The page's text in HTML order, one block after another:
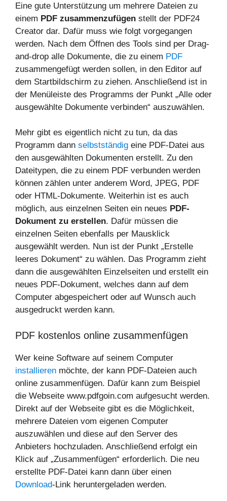
Eine gute Unterstützung um mehrere Dateien zu
einem PDF zusammenzufügen stellt der PDF24
Creator dar. Dafür muss wie folgt vorgegangen
werden. Nach dem Öffnen des Tools sind per Drag-
and-drop alle Dokumente, die zu einem PDF
zusammengefügt werden sollen, in den Editor auf
dem Startbildschirm zu ziehen. Anschließend ist in
der Menüleiste des Programms der Punkt „Alle oder
ausgewählte Dokumente verbinden“ auszuwählen.
Mehr gibt es eigentlich nicht zu tun, da das
Programm dann selbstständig eine PDF-Datei aus
den ausgewählten Dokumenten erstellt. Zu den
Dateitypen, die zu einem PDF verbunden werden
können zählen unter anderem Word, JPEG, PDF
oder HTML-Dokumente. Weiterhin ist es auch
möglich, aus einzelnen Seiten ein neues PDF-
Dokument zu erstellen. Dafür müssen die
einzelnen Seiten ebenfalls per Mausklick
ausgewählt werden. Nun ist der Punkt „Erstelle
leeres Dokument“ zu wählen. Das Programm zieht
dann die ausgewählten Einzelseiten und erstellt ein
neues PDF-Dokument, welches dann auf dem
Computer abgespeichert oder auf Wunsch auch
ausgedruckt werden kann.
PDF kostenlos online zusammenfügen
Wer keine Software auf seinem Computer
installieren möchte, der kann PDF-Dateien auch
online zusammenfügen. Dafür kann zum Beispiel
die Webseite www.pdfgoin.com aufgesucht werden.
Direkt auf der Webseite gibt es die Möglichkeit,
mehrere Dateien vom eigenen Computer
auszuwählen und diese auf den Server des
Anbieters hochzuladen. Anschließend erfolgt ein
Klick auf „Zusammenfügen“ erforderlich. Die neu
erstellte PDF-Datei kann dann über einen
Download-Link heruntergeladen werden.